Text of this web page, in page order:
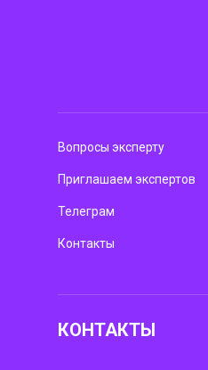
Вопросы эксперту
Приглашаем экспертов
Телеграм
Контакты
КОНТАКТЫ